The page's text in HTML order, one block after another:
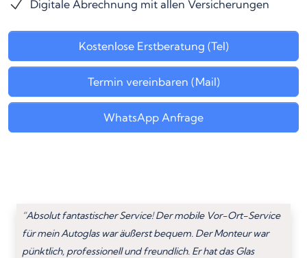
Digitale Abrechnung mit allen Versicherungen
Kostenlose Erstberatung (Tel)
Termin vereinbaren (Mail)
WhatsApp Anfrage
“Absolut fantastischer Service! Der mobile Vor-Ort-Service
für mein Autoglas war äußerst bequem. Der Monteur war
pünktlich, professionell und freundlich. Er hat das Glas